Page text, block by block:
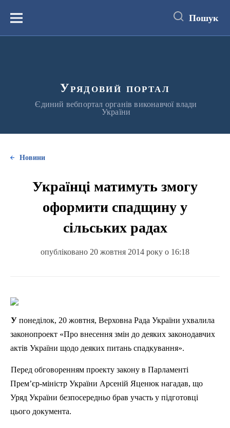
вмістуМеню Пошук
Урядовий портал
Єдиний вебпортал органів виконавчої влади
України
Новини
Українці матимуть змогу
оформити спадщину у
сільських радах
опубліковано 20 жовтня 2014 року о 16:18
У понеділок, 20 жовтня, Верховна Рада України ухвалила
законопроект «Про внесення змін до деяких законодавчих
актів України щодо деяких питань спадкування».
Перед обговоренням проекту закону в Парламенті
Прем’єр-міністр України Арсеній Яценюк нагадав, що
Уряд України безпосередньо брав участь у підготовці
цього документа.